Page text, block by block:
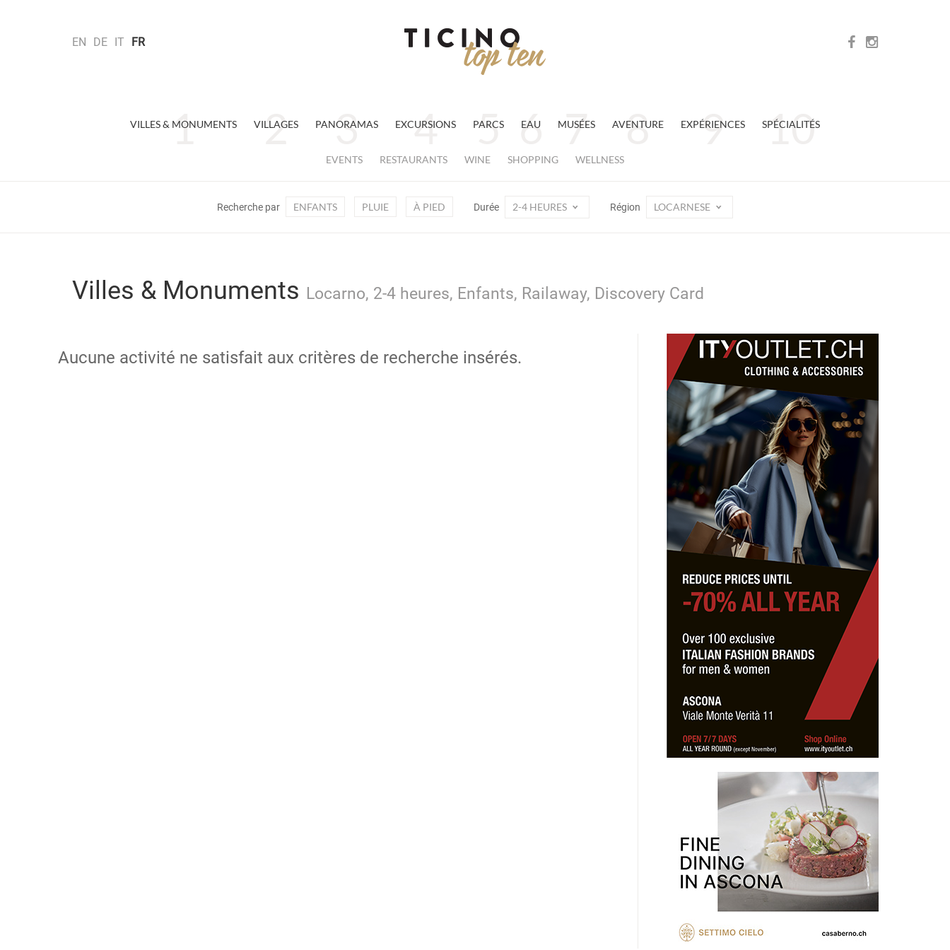
EN DE IT FR
VILLES & MONUMENTS VILLAGES PANORAMAS EXCURSIONS PARCS EAU MUSÉES AVENTURE EXPÉRIENCES SPÉCIALITÉS
EVENTS RESTAURANTS WINE SHOPPING WELLNESS
Recherche par ENFANTS PLUIE À PIED Durée 2-4 HEURES Région LOCARNESE
Villes & Monuments Locarno, 2-4 heures, Enfants, Railaway, Discovery Card
Aucune activité ne satisfait aux critères de recherche insérés.